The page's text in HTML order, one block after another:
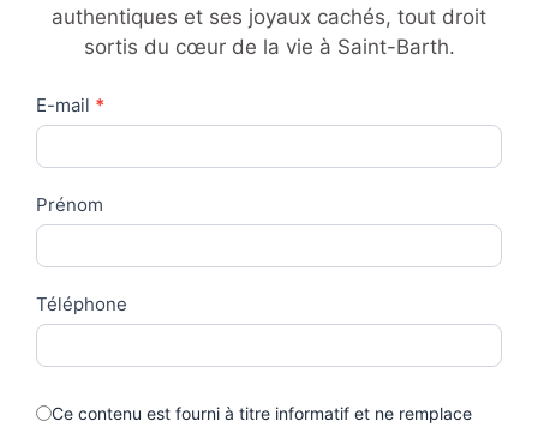
authentiques et ses joyaux cachés, tout droit
sortis du cœur de la vie à Saint-Barth.
Contact
Us
E-mail *
Prénom
Téléphone
Ce contenu est fourni à titre informatif et ne remplace